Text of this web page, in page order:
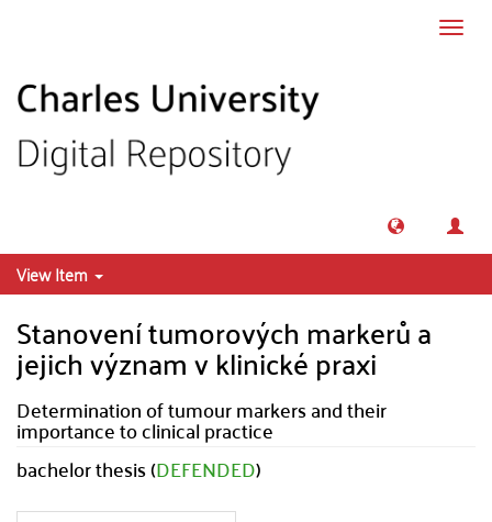
View Item
Stanovení tumorových markerů a
jejich význam v klinické praxi
Determination of tumour markers and their
importance to clinical practice
bachelor thesis (DEFENDED)